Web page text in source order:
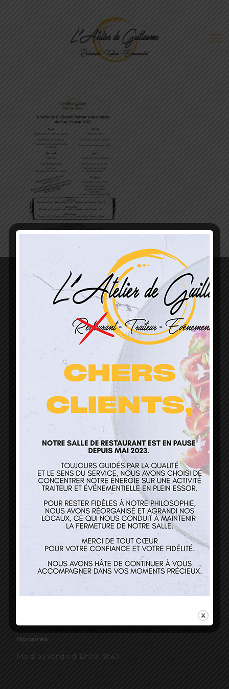
L’Atelier de Guillaume
1 Lieu Dit Sur Les Prés
68160 Sainte Marie Aux Mines
contact@atelierdeguillaume.fr
Nos services
Restaurant
Contact
Horaires
Mardi au Vendredi 12h00-13h45